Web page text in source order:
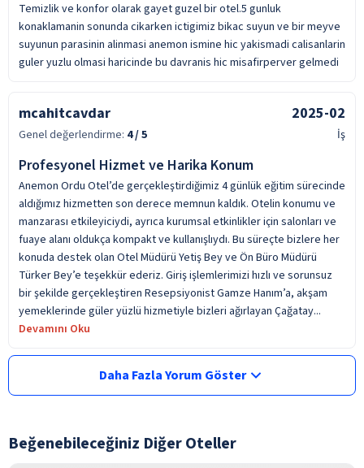
Temizlik ve konfor olarak gayet guzel bir otel.5 gunluk
konaklamanin sonunda cikarken ictigimiz bikac suyun ve bir meyve
suyunun parasinin alinmasi anemon ismine hic yakismadi calisanlarin
guler yuzlu olmasi haricinde bu davranis hic misafirperver gelmedi
mcahitcavdar 2025-02
Genel değerlendirme: 4/ 5 İş
Profesyonel Hizmet ve Harika Konum
Anemon Ordu Otel’de gerçekleştirdiğimiz 4 günlük eğitim sürecinde
aldığımız hizmetten son derece memnun kaldık. Otelin konumu ve
manzarası etkileyiciydi, ayrıca kurumsal etkinlikler için salonları ve
fuaye alanı oldukça kompakt ve kullanışlıydı. Bu süreçte bizlere her
konuda destek olan Otel Müdürü Yetiş Bey ve Ön Büro Müdürü
Türker Bey’e teşekkür ederiz. Giriş işlemlerimizi hızlı ve sorunsuz
bir şekilde gerçekleştiren Resepsiyonist Gamze Hanım’a, akşam
yemeklerinde güler yüzlü hizmetiyle bizleri ağırlayan Çağatay...
Devamını Oku
Daha Fazla Yorum Göster
Beğenebileceğiniz Diğer Oteller